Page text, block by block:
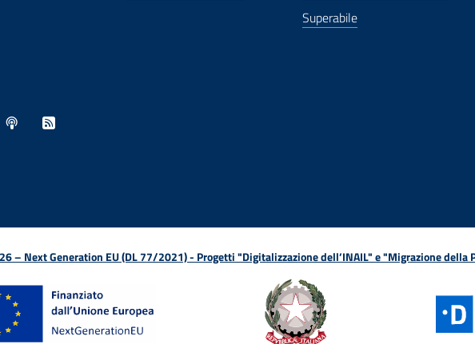
Superabile
– Next Generation EU (DL 77/2021) - Progetti "Digitalizzazione dell’INAIL" e "Migrazione della